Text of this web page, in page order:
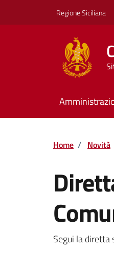
Regione Siciliana
Home / Novità
Segui la diretta